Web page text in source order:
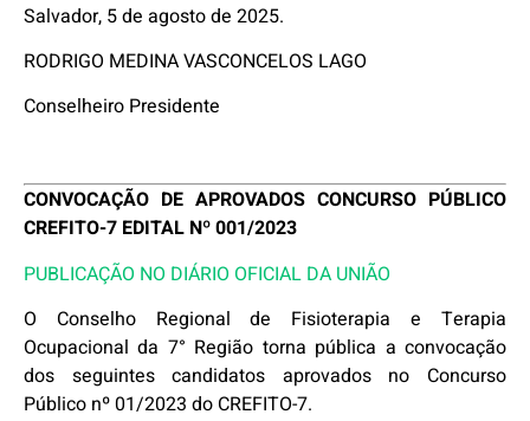
Salvador, 5 de agosto de 2025.
RODRIGO MEDINA VASCONCELOS LAGO
Conselheiro Presidente
CONVOCAÇÃO DE APROVADOS CONCURSO PÚBLICO
CREFITO-7 EDITAL Nº 001/2023
PUBLICAÇÃO NO DIÁRIO OFICIAL DA UNIÃO
O Conselho Regional de Fisioterapia e Terapia
Ocupacional da 7° Região torna pública a convocação
dos seguintes candidatos aprovados no Concurso
Público nº 01/2023 do CREFITO-7.